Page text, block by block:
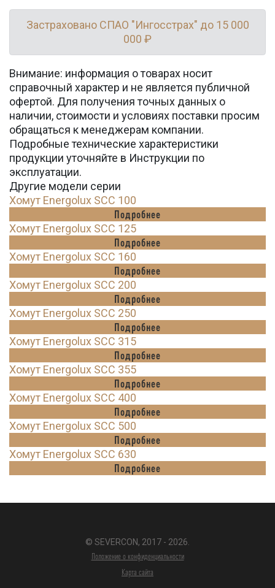
Застраховано СПАО "Ингосстрах" до 15 000
000 ₽
Внимание: информация о товарах носит
справочный характер и не является публичной
офертой. Для получения точных данных о
наличии, стоимости и условиях поставки просим
обращаться к менеджерам компании.
Подробные технические характеристики
продукции уточняйте в Инструкции по
эксплуатации.
Другие модели серии
Хомут Energolux SCC 100
Подробнее
Хомут Energolux SCC 125
Подробнее
Хомут Energolux SCC 160
Подробнее
Хомут Energolux SCC 200
Подробнее
Хомут Energolux SCC 250
Подробнее
Хомут Energolux SCC 315
Подробнее
Хомут Energolux SCC 355
Подробнее
Хомут Energolux SCC 400
Подробнее
Хомут Energolux SCC 500
Подробнее
Хомут Energolux SCC 630
Подробнее
© SEVERCON, 2017 - 2026.
Положение о конфиденциальности
Карта сайта